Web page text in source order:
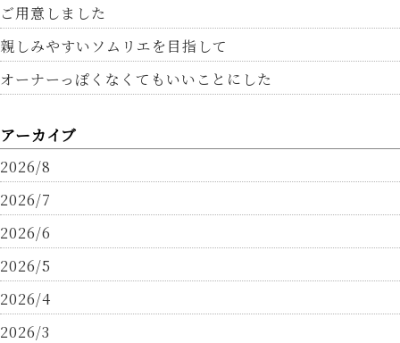
ご用意しました
親しみやすいソムリエを目指して
オーナーっぽくなくてもいいことにした
アーカイブ
2026/8
2026/7
2026/6
2026/5
2026/4
2026/3